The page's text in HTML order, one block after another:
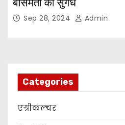
बासमती की सुगंध
Sep 28, 2024 Admin
Categories
एग्रीकल्चर